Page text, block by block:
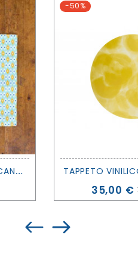
S
ET TOVAGLIETTA AMERICANA ROMBI - ZUZÙ
-50%
Prezzo
35,00 €